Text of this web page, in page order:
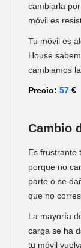
cambiarla
móvil es
Tu móvil es
House
cambiamos
Precio: 57 €
Cambio
Es frustrante
porque no
parte o se
que no
La mayoría
carga se ha
tu móvil